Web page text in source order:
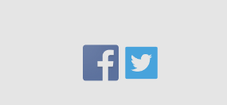
06 51 040 025